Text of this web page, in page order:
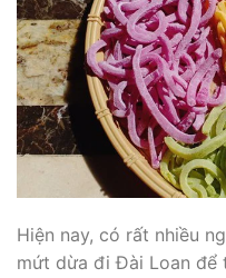
Hiện nay, có rất nhiều
mứt dừa đi Đài Loan để